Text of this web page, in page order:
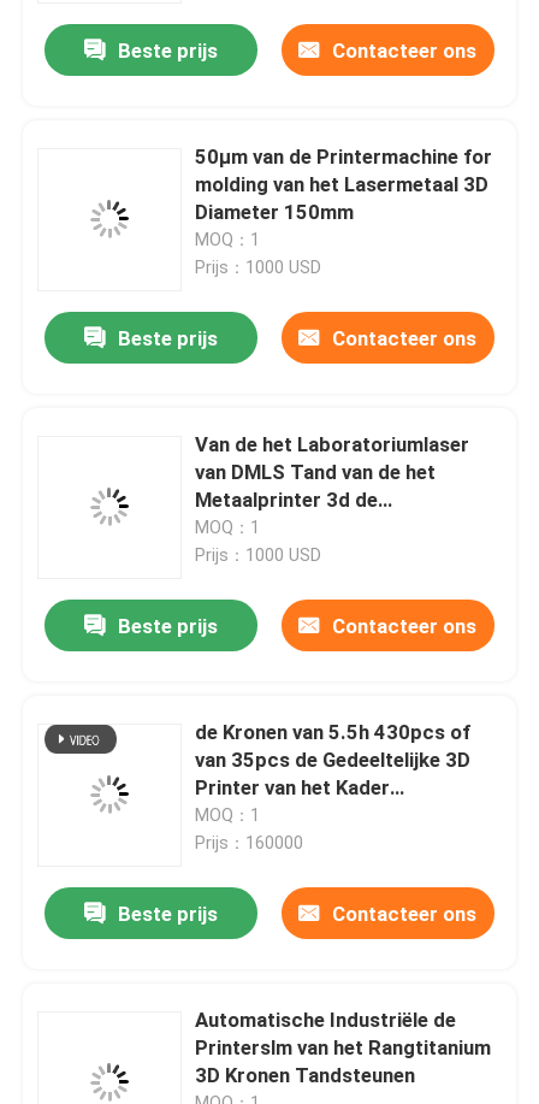
Fabrieksreis
Contacteer ons
Alle Gevallen
3D Printer van het lasermetaal
Tandmetaal 3D Printer
Beste prijs Contacteer ons
50μm van de Printermachine for
molding van het Lasermetaal 3D
Diameter 150mm
MOQ：1
Prijs：1000 USD
Beste prijs Contacteer ons
Van de het Laboratoriumlaser
van DMLS Tand van de het
Metaalprinter 3d de
Drukmachine
MOQ：1
Prijs：1000 USD
Beste prijs Contacteer ons
de Kronen van 5.5h 430pcs of
van 35pcs de Gedeeltelijke 3D
Printer van het Kader
Tandmetaal
MOQ：1
Prijs：160000
Beste prijs Contacteer ons
Automatische Industriële de
Printerslm van het Rangtitanium
3D Kronen Tandsteunen